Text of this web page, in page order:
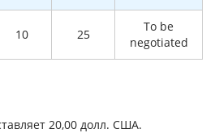
10 25
To be
negotiated
20,00 долл. США.